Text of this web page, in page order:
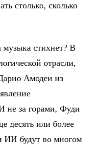
столько, сколько
музыка стихнет? В
отрасли,
Амодеи из
не за горами, Фуди
десять или более
ИИ будут во многом